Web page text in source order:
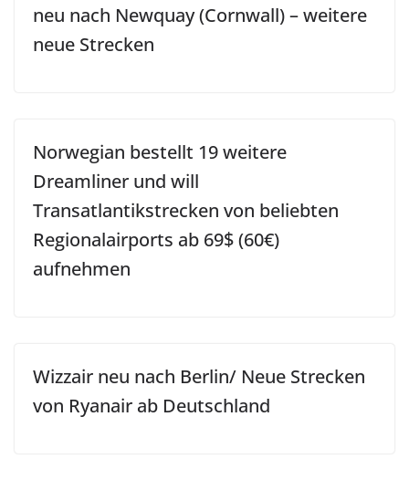
neu nach Newquay (Cornwall) – weitere
neue Strecken
Norwegian bestellt 19 weitere
Dreamliner und will
Transatlantikstrecken von beliebten
Regionalairports ab 69$ (60€)
aufnehmen
Wizzair neu nach Berlin/ Neue Strecken
von Ryanair ab Deutschland